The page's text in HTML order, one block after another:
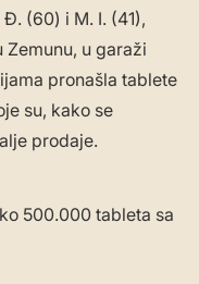
(60) i M. I. (41),
u garaži
pronašla tablete
su, kako se
prodaje.
500.000 tableta sa